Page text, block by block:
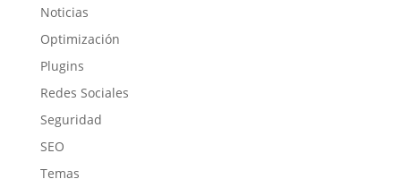
Noticias
Optimización
Plugins
Redes Sociales
Seguridad
SEO
Temas